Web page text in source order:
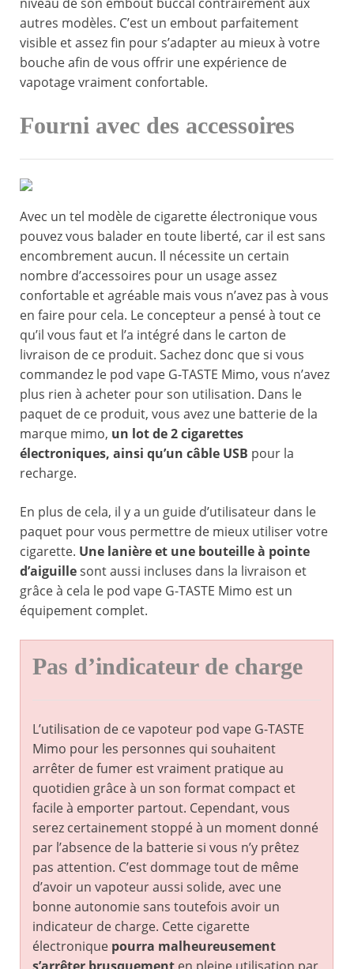
autres modèles. C’est un embout parfaitement
visible et assez fin pour s’adapter au mieux à votre
bouche afin de vous offrir une expérience de
vapotage vraiment confortable.
Fourni avec des accessoires
Avec un tel modèle de cigarette électronique vous
pouvez vous balader en toute liberté, car il est sans
encombrement aucun. Il nécessite un certain
nombre d’accessoires pour un usage assez
confortable et agréable mais vous n’avez pas à vous
en faire pour cela. Le concepteur a pensé à tout ce
qu’il vous faut et l’a intégré dans le carton de
livraison de ce produit. Sachez donc que si vous
commandez le pod vape G-TASTE Mimo, vous n’avez
plus rien à acheter pour son utilisation. Dans le
paquet de ce produit, vous avez une batterie de la
marque mimo, un lot de 2 cigarettes
électroniques, ainsi qu’un câble USB pour la
recharge.
En plus de cela, il y a un guide d’utilisateur dans le
paquet pour vous permettre de mieux utiliser votre
cigarette. Une lanière et une bouteille à pointe
d’aiguillesont aussi incluses dans la livraison et
grâce à cela le pod vape G-TASTE Mimo est un
équipement complet.
Pas d’indicateur de charge
L’utilisation de ce vapoteur pod vape G-TASTE
Mimo pour les personnes qui souhaitent
arrêter de fumer est vraiment pratique au
quotidien grâce à un son format compact et
facile à emporter partout. Cependant, vous
serez certainement stoppé à un moment donné
par l’absence de la batterie si vous n’y prêtez
pas attention. C’est dommage tout de même
d’avoir un vapoteur aussi solide, avec une
bonne autonomie sans toutefois avoir un
indicateur de charge. Cette cigarette
électronique pourra malheureusement